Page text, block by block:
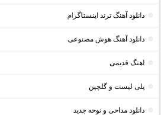
دانلود آهنگ ترند اینستاگرام
دانلود آهنگ هوش مصنوعی
اهنگ قدیمی
پلی لیست و گلچین
دانلود مداحی و نوحه جدید